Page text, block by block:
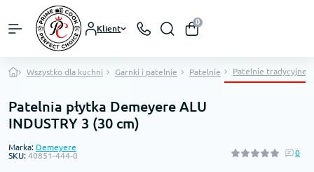
Klient
0
Wszystko dla kuchni Garnki i patelnie Patelnie Patelnie tradycyjne
Patelnia płytka Demeyere ALU
INDUSTRY 3 (30 cm)
Marka: Demeyere
SKU: 40851-444-0 0